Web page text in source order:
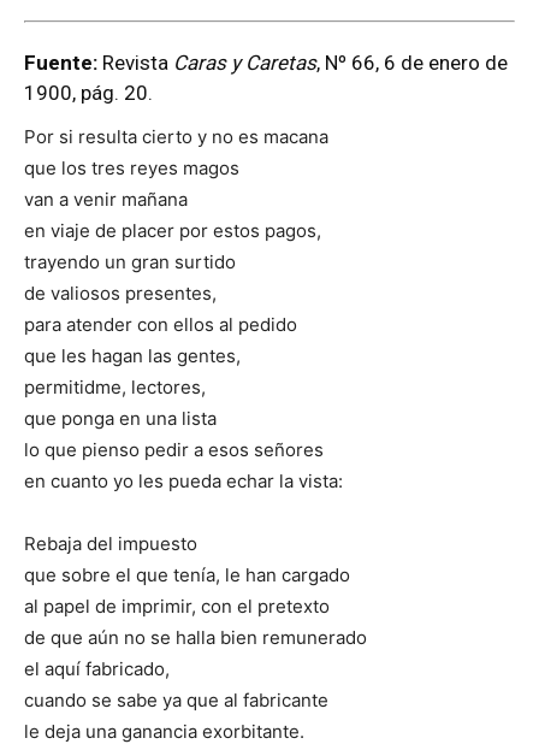
Fuente: Revista Caras y Caretas, Nº 66, 6 de enero de
1900, pág. 20.
Por si resulta cierto y no es macana
que los tres reyes magos
van a venir mañana
en viaje de placer por estos pagos,
trayendo un gran surtido
de valiosos presentes,
para atender con ellos al pedido
que les hagan las gentes,
permitidme, lectores,
que ponga en una lista
lo que pienso pedir a esos señores
en cuanto yo les pueda echar la vista:
Rebaja del impuesto
que sobre el que tenía, le han cargado
al papel de imprimir, con el pretexto
de que aún no se halla bien remunerado
el aquí fabricado,
cuando se sabe ya que al fabricante
le deja una ganancia exorbitante.